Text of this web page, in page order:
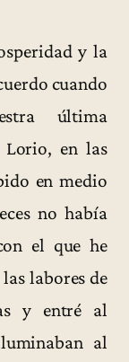
y la
cuando
última
Lorio, en las
en medio
no había
el que he
labores de
y entré al
al